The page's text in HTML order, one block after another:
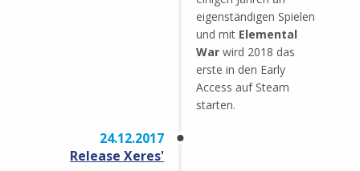
eigenständigen Spielen
und mit Elemental
Warwird 2018 das
erste in den Early
Access auf Steam
starten.
24.12.2017
Release Xeres'